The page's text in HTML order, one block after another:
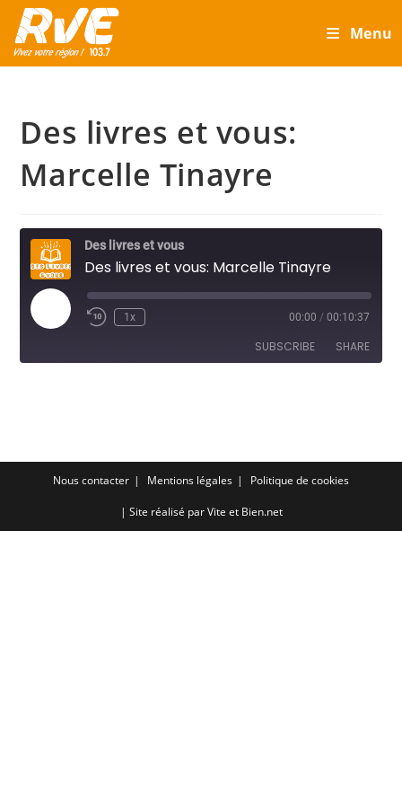
Skip
content
Menu
Des livres et vous:
Marcelle Tinayre
Des livres et vous
Des livres et vous: Marcelle Tinayre
Play
Episode
1x 00:00 / 00:10:37
SUBSCRIBE SHARE
EMBEDNous contacter Mentions légales Politique de cookies
| Site réalisé parVite et Bien.net